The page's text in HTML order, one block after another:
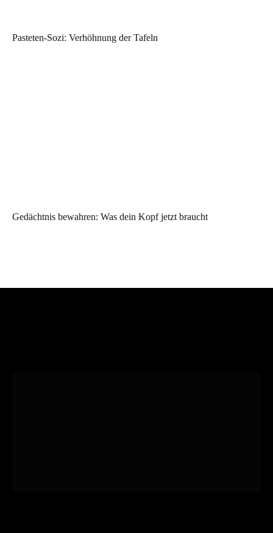
Pasteten-Sozi: Verhöhnung der Tafeln
Gedächtnis bewahren: Was dein Kopf jetzt braucht